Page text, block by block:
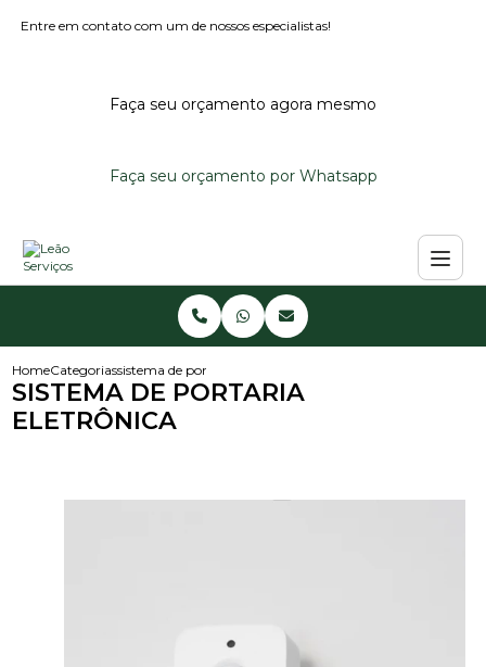
Entre em contato com um de nossos especialistas!
Faça seu orçamento agora mesmo
Faça seu orçamento por Whatsapp
HomeCategoriassistema de portaria eletronica
SISTEMA DE PORTARIA
ELETRÔNICA